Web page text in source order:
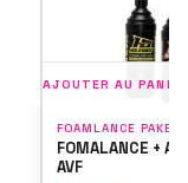
AJOUTER AU PANIER
FOAMLANCE PAKET
FOMALANCE +
AVF